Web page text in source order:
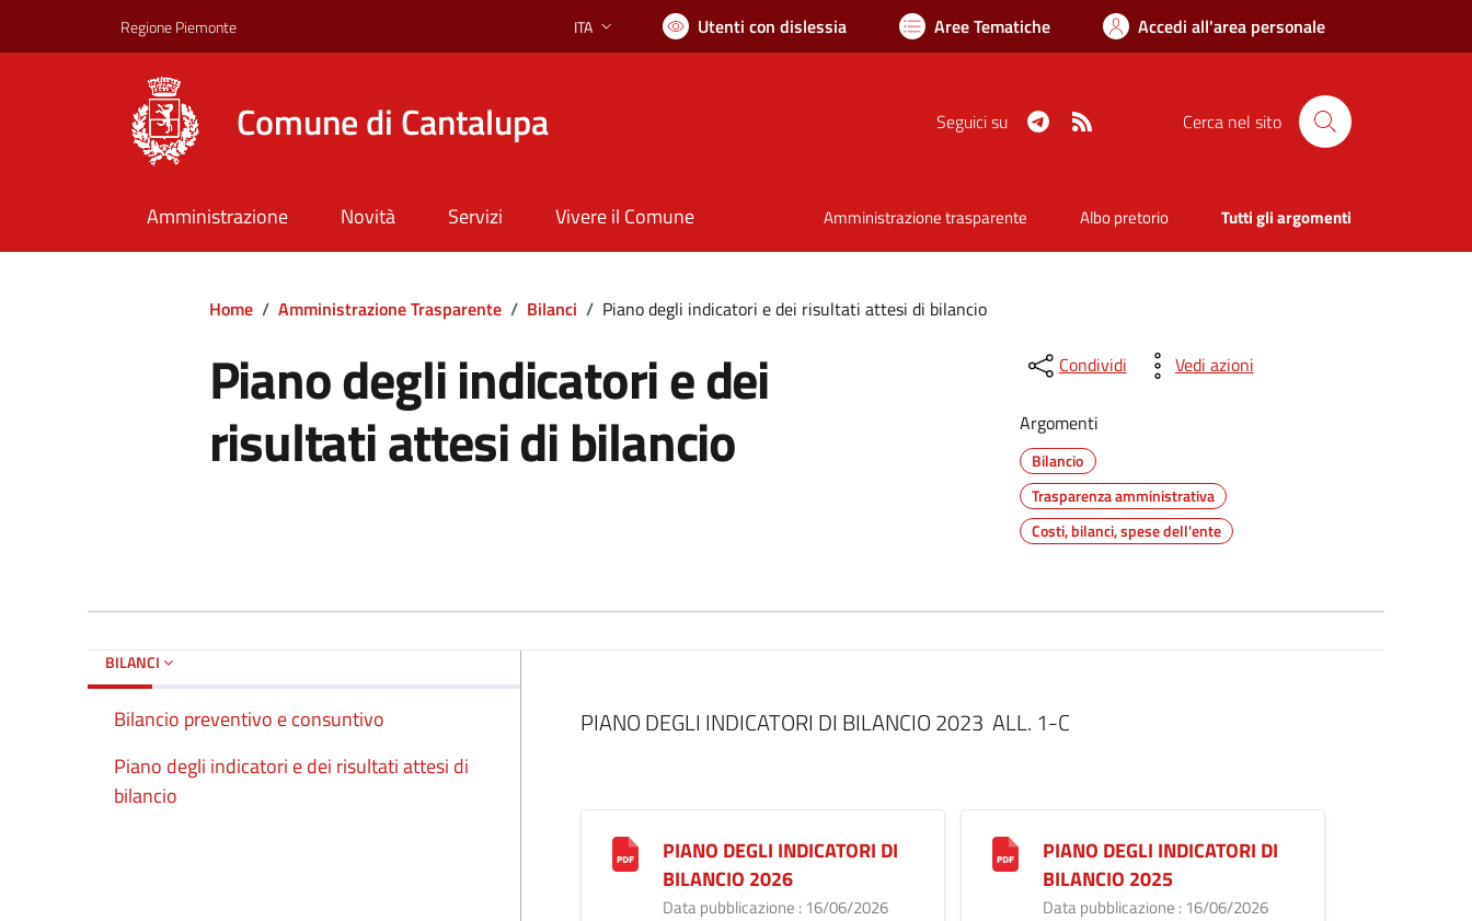
Regione Piemonte Lingua attiva:
ITA Utenti con dislessia Aree Tematiche Accedi all'area personale
Comune di Cantalupa Seguici su Telegram Cerca nel sito
Amministrazione Novità Servizi Vivere il Comune Amministrazione trasparente Albo pretorio Tutti gli argomenti
Home / Amministrazione Trasparente / Bilanci / Piano degli indicatori e dei risultati attesi di bilancio
Piano degli indicatori e dei
risultati attesi di bilancio
Condividi Vedi azioni
Argomenti
Bilancio
Trasparenza amministrativa
Costi, bilanci, spese dell'ente
BILANCI
Bilancio preventivo e consuntivo
Piano degli indicatori e dei risultati attesi di
bilancio
PIANO DEGLI INDICATORI DI BILANCIO 2023 ALL. 1-C
PIANO DEGLI INDICATORI DI
BILANCIO 2026
Data pubblicazione : 16/06/2026
PIANO DEGLI INDICATORI DI
BILANCIO 2025
Data pubblicazione : 16/06/2026